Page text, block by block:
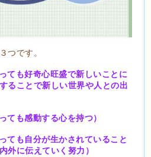
つです。
ても好奇心旺盛で新しいことに
ることで新しい世界や人との出
も感動する心を持つ）
ても自分が生かされていること
外に伝えていく努力）